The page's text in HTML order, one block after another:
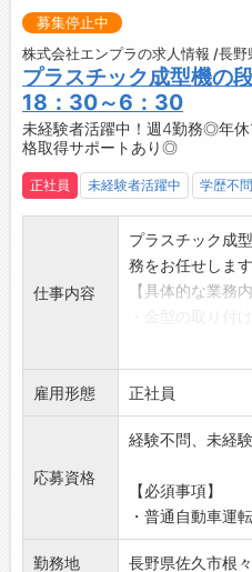
・1970年から始
り、職場の管理
す。
・現場の創意工
取り組んできまし
・TQC（製造工
連携をとり行う
を基盤とし、さ
と発展させた管
丸となって品質
・製造工程だけ
・11月を「改善
からの改善提案
・社外発表大会
変更範囲：会社
・専門知識を深
れる職場です。
・フォロー体制
取り組むことがで
【ステップアッ
◇未来を見据えた
・未来の暮らし
業務において努
・プラスチック
クのプロを目指
整っています。
・『プラスチッ
とをモットーと
・企業活動の全
の幸福度を向上
◆働く喜びと誇
募集停止中
株式会社エンプラの求人情報 /長野
プラスチック成型機の段
18：30～6：30
未経験者活躍中！週4勤務◎年
格取得サポートあり◎
正社員 未経験者活躍中 学歴不問
仕事内容
プラスチック成
務をお任せします
【具体的な業務内
・条件表をもと
数値入力（機械
・製品が規格通
・量産加工品の
・その他、プラ
・学歴不問！経
・フォロー体制
安心！
雇用形態 正社員
応募資格
経験不問、未経
【必須事項】
・普通自動車運
勤務地 長野県佐久市根